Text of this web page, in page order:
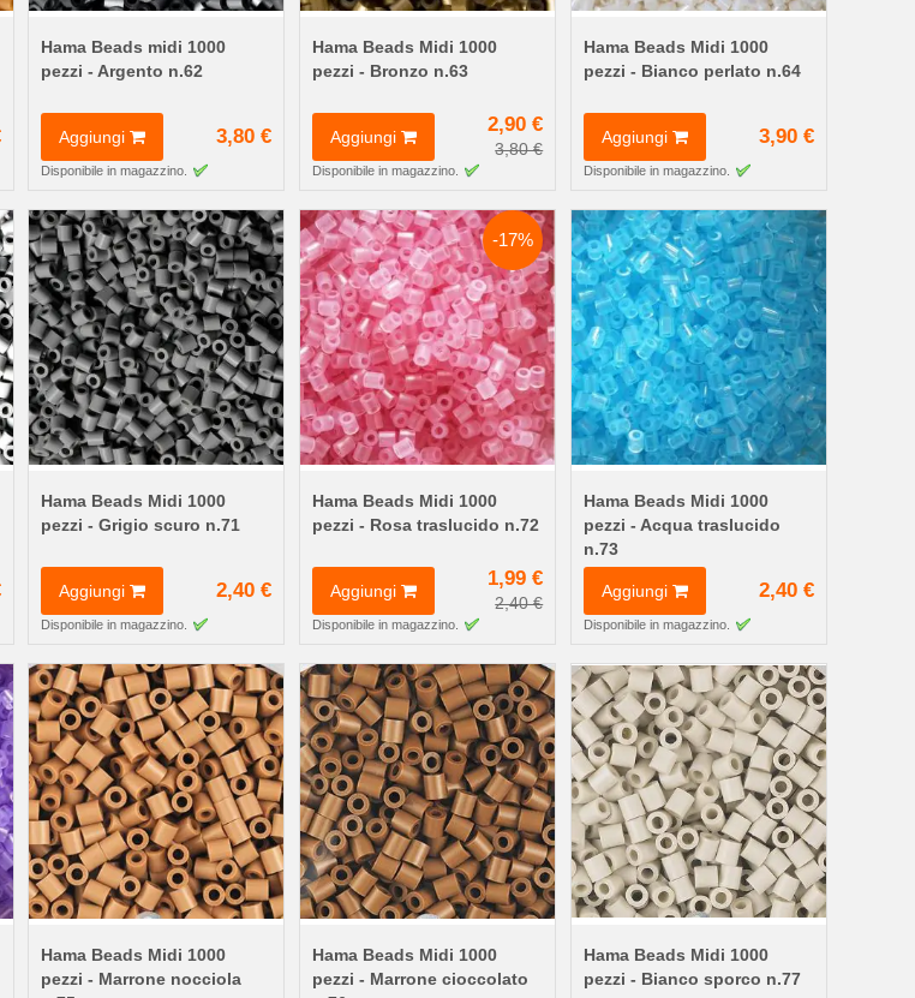
Hama Beads midi 1000
pezzi - Argento n.62
Aggiungi 3,80 €
Disponibile in magazzino.
Hama Beads Midi 1000
pezzi - Bronzo n.63
Aggiungi
2,90 €
3,80 €
Disponibile in magazzino.
Hama Beads Midi 1000
pezzi - Bianco perlato n.64
Aggiungi 3,90 €
Disponibile in magazzino.
Hama Beads Midi 1000
pezzi - Grigio scuro n.71
Aggiungi 2,40 €
Disponibile in magazzino.
-17%
Hama Beads Midi 1000
pezzi - Rosa traslucido n.72
Aggiungi
1,99 €
2,40 €
Disponibile in magazzino.
Hama Beads Midi 1000
pezzi - Acqua traslucido
n.73
Aggiungi 2,40 €
Disponibile in magazzino.
Hama Beads Midi 1000
pezzi - Marrone nocciola
Hama Beads Midi 1000
pezzi - Marrone cioccolato
Hama Beads Midi 1000
pezzi - Bianco sporco n.77